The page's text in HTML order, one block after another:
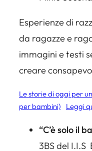
Esperienze di
da ragazze e
immagini e testi
creare
Le storie di oggi per
per bambini)
Leggi
“C’è solo il
3BS del I.I.S